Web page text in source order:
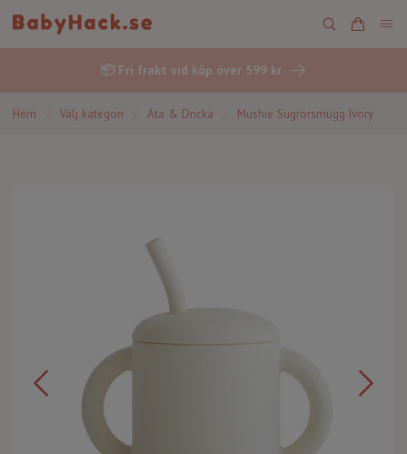
📦 Fri frakt vid köp över 599 kr
Hem Välj kategori Äta & Dricka Mushie Sugrörsmugg Ivory